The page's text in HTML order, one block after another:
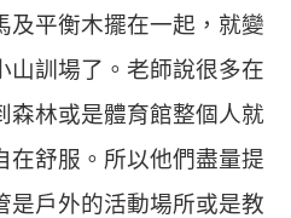
及平衡木擺在一起，就變
山訓場了。老師說很多在
森林或是體育館整個人就
在舒服。所以他們盡量提
是戶外的活動場所或是教